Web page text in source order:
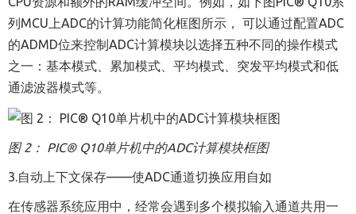
列MCU上ADC的计算功能简化框图所示， 可以通过配置ADC
的ADMD位来控制ADC计算模块以选择五种不同的操作模式
之一 ： 基本模式 累加模式 平均模式
突发平均模式和低
通滤波器模式等。
图 2： PIC® Q10单片机中的ADC计算模块框图
3.自动上下文保存——使ADC通道切换应用自如
在传感器系统应用中，经常会遇到多个模拟输入通道共用一